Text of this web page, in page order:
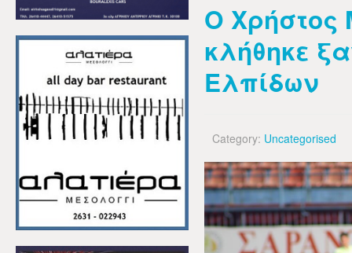
Ο
κλήθηκε
Ελπίδων
Category: Uncategorised